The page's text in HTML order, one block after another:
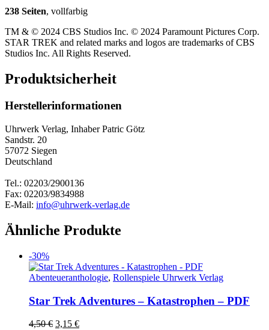
238 Seiten, vollfarbig
TM & © 2024 CBS Studios Inc. © 2024 Paramount Pictures Corp.
STAR TREK and related marks and logos are trademarks of CBS
Studios Inc. All Rights Reserved.
Produktsicherheit
Herstellerinformationen
Uhrwerk Verlag, Inhaber Patric Götz
Sandstr. 20
57072 Siegen
Deutschland
Tel.: 02203/2900136
Fax: 02203/9834988
E-Mail: info@uhrwerk-verlag.de
Ähnliche Produkte
-30%
Abenteueranthologie, Rollenspiele Uhrwerk Verlag
Star Trek Adventures – Katastrophen – PDF
4,50€ Ursprünglicher
3,15 €Aktueller